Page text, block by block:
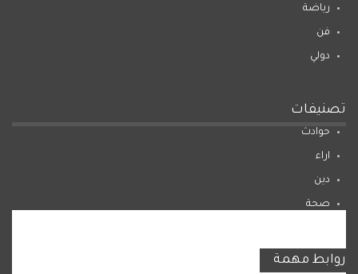
رياضة
فن
دولي
تصنيفات
حوادث
اراء
دين
صحة
روابط مهمة